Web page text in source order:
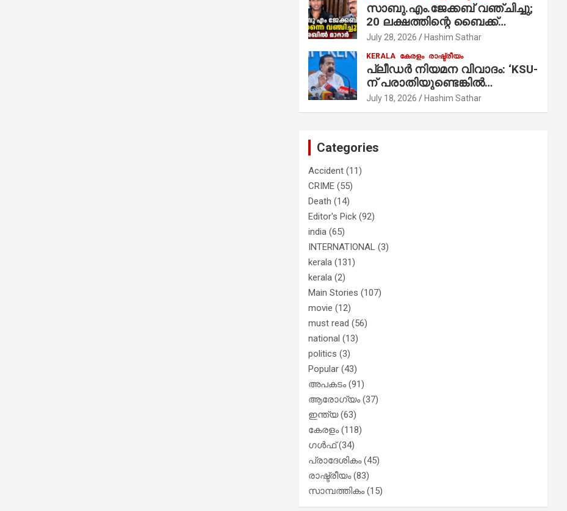
സാബു.എം.ജേക്കബ് വഞ്ചിച്ചു;
20 ലക്ഷത്തിന്റെ ബൈക്ക്
വിറ്റാണ് തൃക്കാക്കരയില്‍
മത്സരിച്ചത്! പ്രചാരണത്തിന്
രണ്ടേ രണ്ടുപേര്‍ മാത്രമാണ്
ഉണ്ടായിരുന്നത്; സാബുവിന്റേത്
വ്യക്തിപരമായ നേട്ടത്തിനുള്ള
പാര്‍ട്ടി; ഇപ്പോള്‍ ഫോണ്‍
വിളിച്ചാല്‍ എടുക്കില്ല;
ദുരനുഭവങ്ങള്‍ തുറന്നടിച്ച്
അഖില്‍ മാരാര്‍ ട്വന്റി 20 വിട്ടു
July 28, 2026 Hashim Sathar
KERALA കേരളം രാഷ്ട്രീയം
പ്ലീഡർ നിയമന വിവാദം: ‘KSU-
ന് പരാതിയുണ്ടെങ്കിൽ
പരിശോധിക്കും’; രമേശ്
ചെന്നിത്തല
July 18, 2026 Hashim Sathar
Categories
Accident (11)
CRIME (55)
Death (14)
Editor's Pick (92)
india (65)
INTERNATIONAL (3)
kerala (131)
kerala (2)
Main Stories (107)
movie (12)
must read (56)
national (13)
politics (3)
Popular (43)
അപകടം(91)
ആരോഗ്യം(37)
ഇന്ത്യ(63)
കേരളം(118)
ഗൾഫ്(34)
പ്രാദേശികം(45)
രാഷ്ട്രീയം(83)
സാമ്പത്തികം(15)